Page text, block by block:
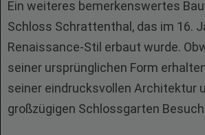
Ein weiteres bemerkenswertes
Schloss Schrattenthal, das im 16.
Renaissance-Stil erbaut wurde.
seiner ursprünglichen Form
seiner eindrucksvollen Architektur
großzügigen Schlossgarten